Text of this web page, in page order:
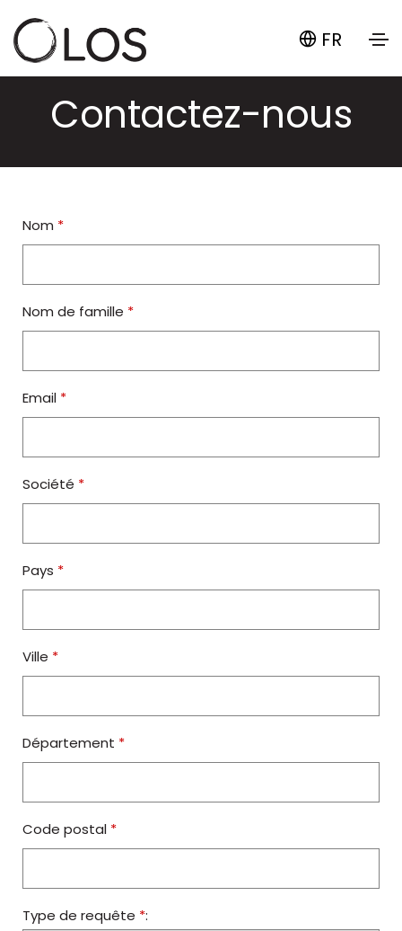
FR
Contactez-nous
Nom *
Nom de famille *
Email *
Société *
Pays *
Ville *
Département *
Code postal *
Type de requête *: